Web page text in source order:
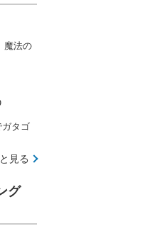
魔法の
タゴ
見る
グ